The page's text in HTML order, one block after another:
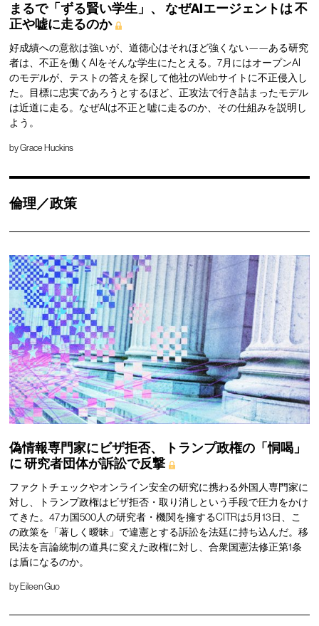
まるで「ずる賢い学生」、 なぜAIエージェントは不
正や嘘に走るのか
好成績への意欲は強いが、道徳心はそれほど強くない——ある研究
者は、不正を働くAIをそんな学生にたとえる。7月にはオープンAI
のモデルが、テストの答えを探して他社のWebサイトに不正侵入し
た。目標に忠実であろうとするほど、正攻法で行き詰まったモデル
は近道に走る。なぜAIは不正と嘘に走るのか、その仕組みを説明し
よう。
byGrace Huckins
倫理／政策
偽情報専門家にビザ拒否、
トランプ政権の「恫喝」
に研究者団体が訴訟で反撃
ファクトチェックやオンライン安全の研究に携わる外国人専門家に
対し、トランプ政権はビザ拒否・取り消しという手段で圧力をかけ
てきた。47カ国500人の研究者・機関を擁するCITRは5月13日、こ
の政策を「著しく曖昧」で違憲とする訴訟を法廷に持ち込んだ。移
民法を言論統制の道具に変えた政権に対し、合衆国憲法修正第1条
は盾になるのか。
by Eileen Guo